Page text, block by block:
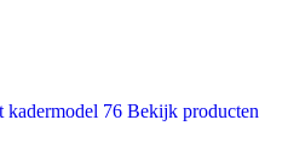
kadermodel 76 Bekijk producten